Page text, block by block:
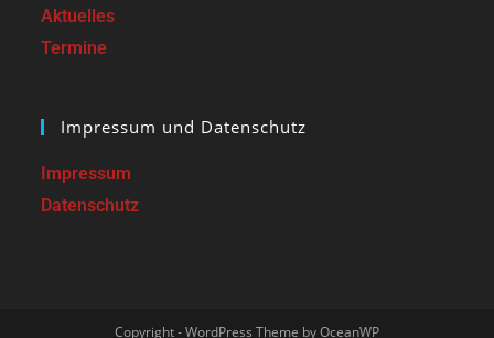
Aktuelles
Termine
Impressum und Datenschutz
Impressum
Datenschutz
Copyright - WordPress Theme by OceanWP